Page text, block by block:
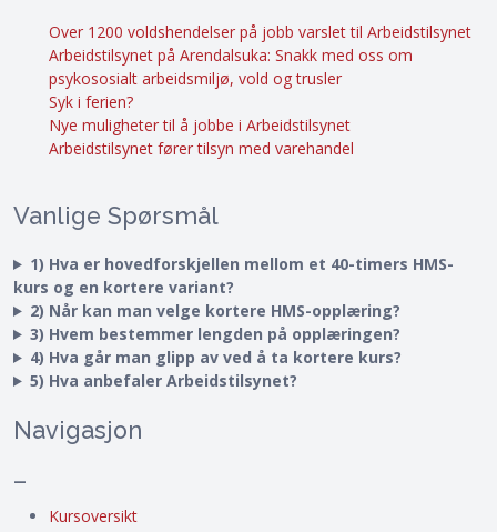
Over 1200 voldshendelser på jobb varslet til Arbeidstilsynet
Arbeidstilsynet på Arendalsuka: Snakk med oss om
psykososialt arbeidsmiljø, vold og trusler
Syk i ferien?
Nye muligheter til å jobbe i Arbeidstilsynet
Arbeidstilsynet fører tilsyn med varehandel
Vanlige Spørsmål
1) Hva er hovedforskjellen mellom et 40-timers HMS-
kurs og en kortere variant?
2) Når kan man velge kortere HMS-opplæring?
3) Hvem bestemmer lengden på opplæringen?
4) Hva går man glipp av ved å ta kortere kurs?
5) Hva anbefaler Arbeidstilsynet?
Navigasjon
–
Kursoversikt